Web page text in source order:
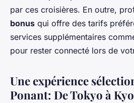
par ces croisières. En outre,
bonus qui offre des tarifs
services supplémentaires
pour rester connecté lors de
Une expérience
Ponant: De Tokyo à